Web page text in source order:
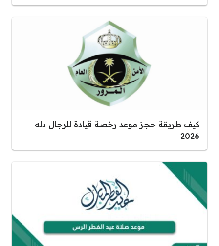
كيف طريقة حجز موعد رخصة قيادة للرجال دله
2026